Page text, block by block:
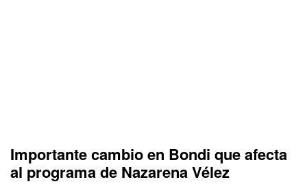
Importante cambio en Bondi que afecta
al programa de Nazarena Vélez